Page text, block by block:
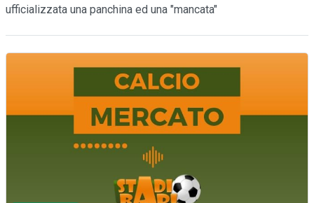
ufficializzata una panchina ed una "mancata"